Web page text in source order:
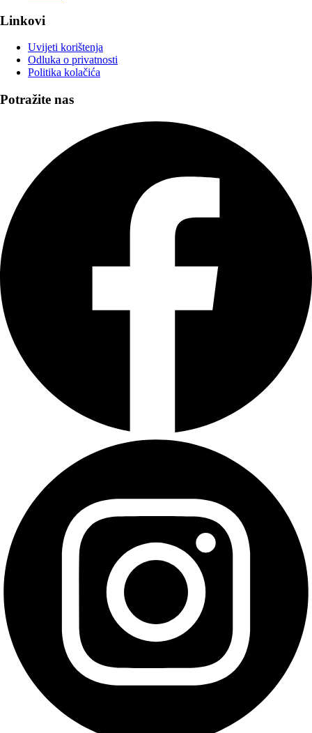
Linkovi
Uvijeti korištenja
Odluka o privatnosti
Politika kolačića
Potražite nas